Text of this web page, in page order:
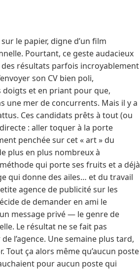
le papier, digne d’un film
Pourtant, ce geste audacieux
des résultats parfois incroyablement
son CV bien poli,
et en priant pour que,
mer de concurrents. Mais il y a
Ces candidats prêts à tout (ou
: aller toquer à la porte
penchée sur cet « art » du
plus en plus nombreux à
qui porte ses fruits et a déjà
qui donne des ailes… et du travail
agence de publicité sur les
de demander en ami le
message privé — le genre de
Le résultat ne se fait pas
l’agence. Une semaine plus tard,
ça alors même qu’aucun poste
pour aucun poste qui